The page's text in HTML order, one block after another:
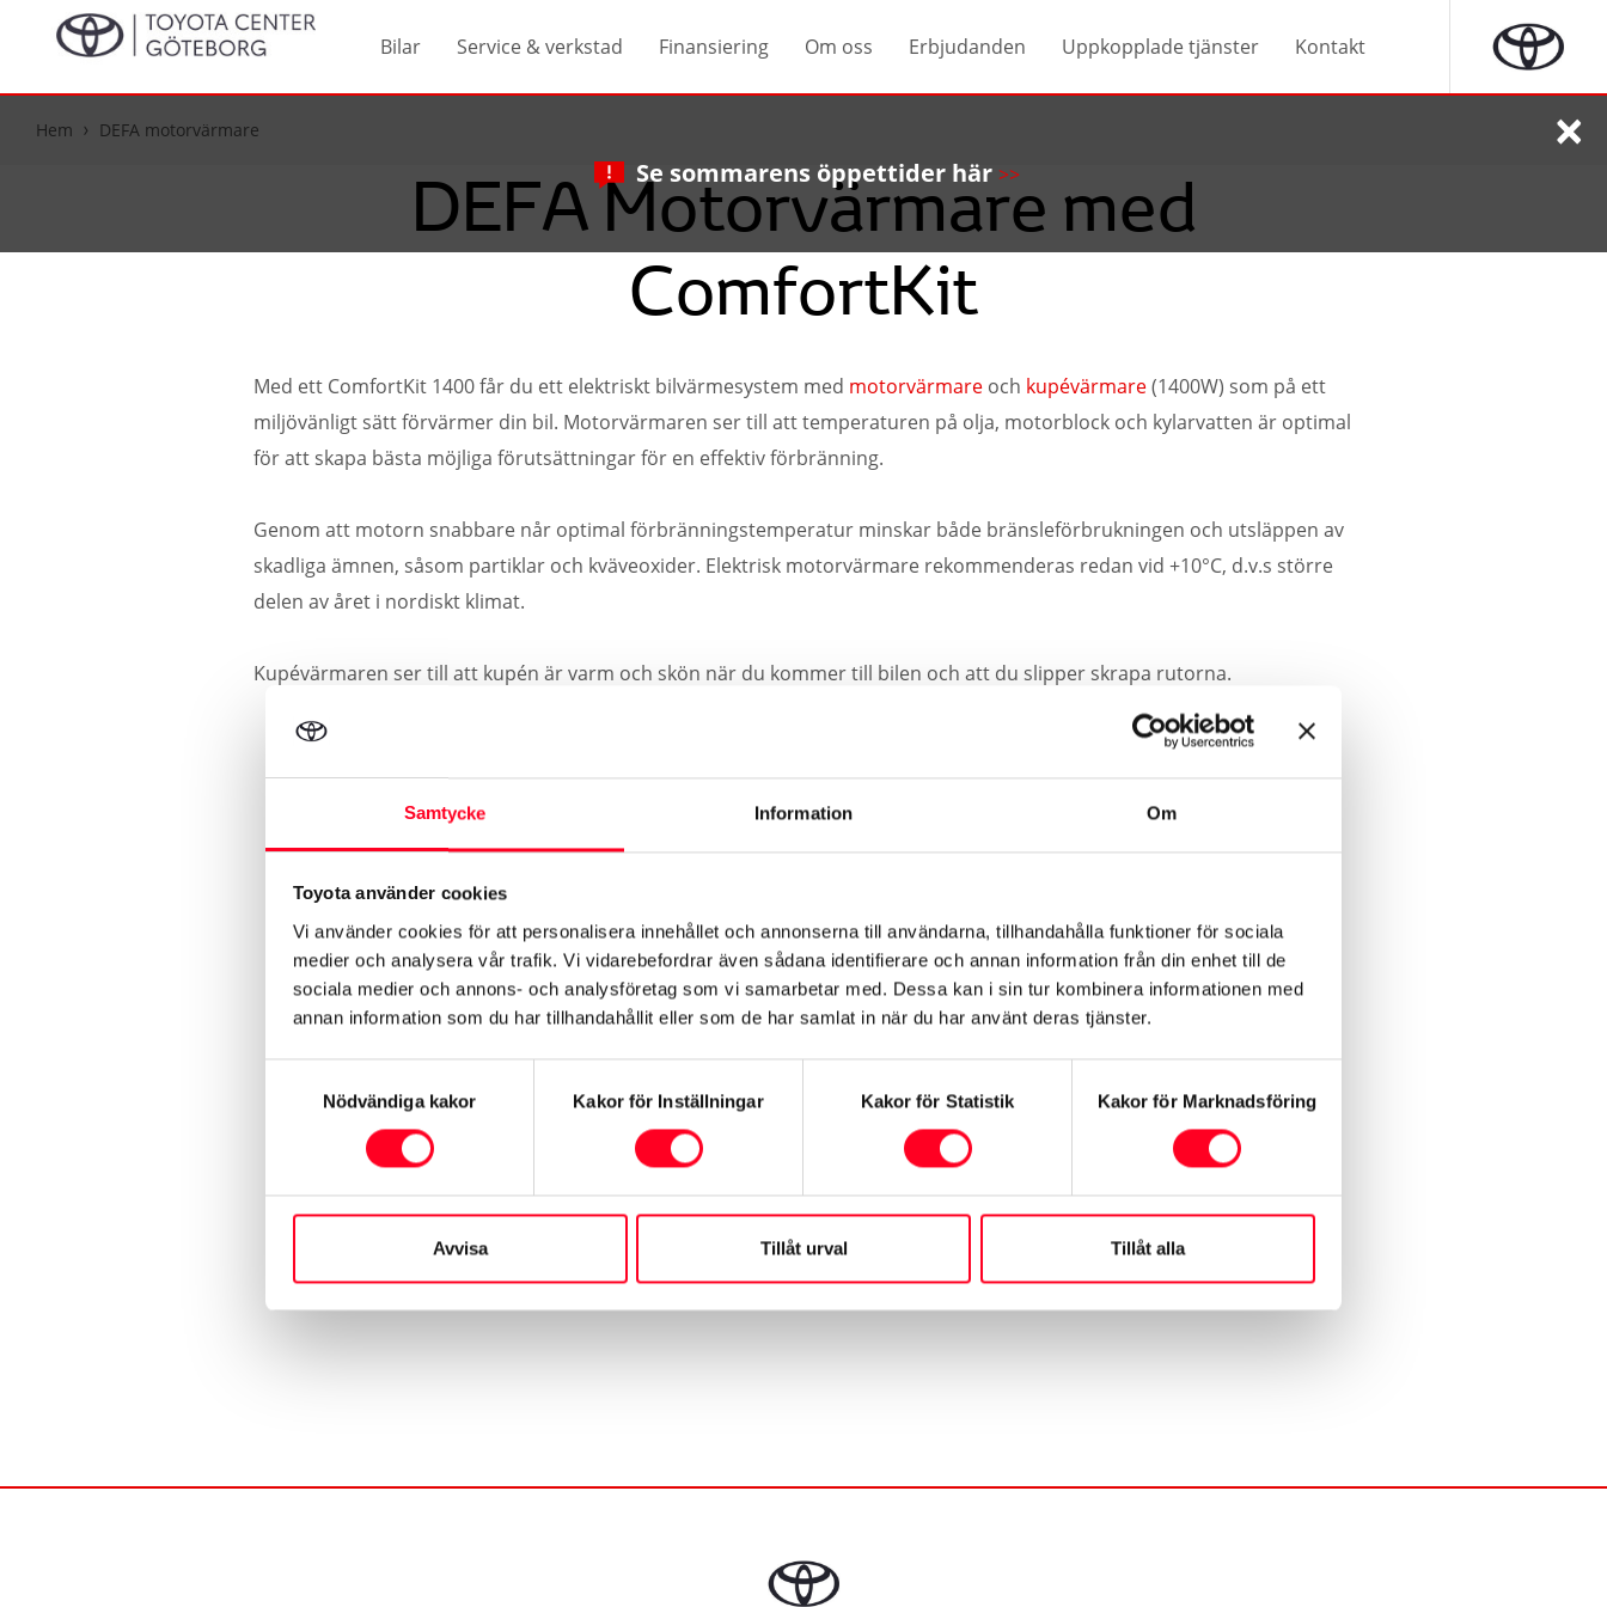
Samtycke Information Om
Toyota använder cookies
Vi använder cookies för att personalisera innehållet och annonserna till användarna, tillhandahålla funktioner för sociala
medier och analysera vår trafik. Vi vidarebefordrar även sådana identifierare och annan information från din enhet till de
sociala medier och annons- och analysföretag som vi samarbetar med. Dessa kan i sin tur kombinera informationen med
annan information som du har tillhandahållit eller som de har samlat in när du har använt deras tjänster.
Nödvändiga kakor
Kakor för Inställningar Kakor för Statistik Kakor för Marknadsföring
Avvisa Tillåt urval Tillåt alla
Bilar Service & verkstad Finansiering Om oss Erbjudanden Uppkopplade tjänster Kontakt
Hem DEFA motorvärmare
Se sommarens öppettider här >>
×
DEFA Motorvärmare med
ComfortKit
Med ett ComfortKit 1400 får du ett elektriskt bilvärmesystem med motorvärmare och kupévärmare(1400W) som på ett
miljövänligt sätt förvärmer din bil. Motorvärmaren ser till att temperaturen på olja, motorblock och kylarvatten är optimal
för att skapa bästa möjliga förutsättningar för en effektiv förbränning.
Genom att motorn snabbare når optimal förbränningstemperatur minskar både bränsleförbrukningen och utsläppen av
skadliga ämnen, såsom partiklar och kväveoxider. Elektrisk motorvärmare rekommenderas redan vid +10°C, d.v.s större
delen av året i nordiskt klimat.
Kupévärmaren ser till att kupén är varm och skön när du kommer till bilen och att du slipper skrapa rutorna.